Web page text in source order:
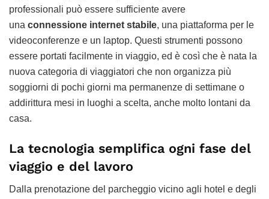
professionali può essere sufficiente avere
una connessione internet stabile, una piattaforma per le
videoconferenze e un laptop. Questi strumenti possono
essere portati facilmente in viaggio, ed è così che è nata la
nuova categoria di viaggiatori che non organizza più
soggiorni di pochi giorni ma permanenze di settimane o
addirittura mesi in luoghi a scelta, anche molto lontani da
casa.
La tecnologia semplifica ogni fase del
viaggio e del lavoro
Dalla prenotazione del parcheggio vicino agli hotel e degli